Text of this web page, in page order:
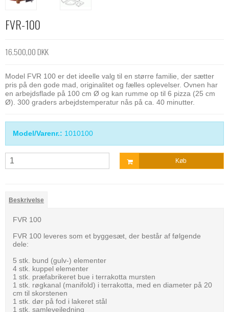
FVR-100
16.500,00 DKK
Model FVR 100 er det ideelle valg til en større familie, der sætter
pris på den gode mad, originalitet og fælles oplevelser. Ovnen har
en arbejdsflade på 100 cm Ø og kan rumme op til 6 pizza (25 cm
Ø). 300 graders arbejdstemperatur nås på ca. 40 minutter.
Model/Varenr.: 1010100
Køb
Beskrivelse
FVR 100
FVR 100 leveres som et byggesæt, der består af følgende
dele:
5 stk. bund (gulv-) elementer
4 stk. kuppel elementer
1 stk. præfabrikeret bue i terrakotta mursten
1 stk. røgkanal (manifold) i terrakotta, med en diameter på 20
cm til skorstenen
1 stk. dør på fod i lakeret stål
1 stk. samlevejledning